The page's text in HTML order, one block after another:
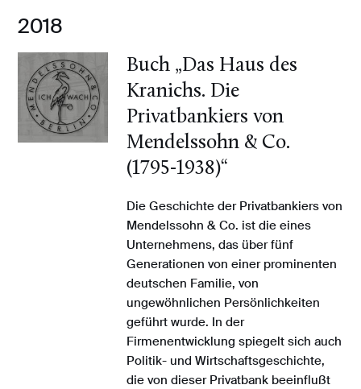
2018
Buch „Das Haus des
Kranichs. Die
Privatbankiers von
Mendelssohn & Co.
(1795-1938)“
Die Geschichte der Privatbankiers von
Mendelssohn & Co. ist die eines
Unternehmens, das über fünf
Generationen von einer prominenten
deutschen Familie, von
ungewöhnlichen Persönlichkeiten
geführt wurde. In der
Firmenentwicklung spiegelt sich auch
Politik- und Wirtschaftsgeschichte,
die von dieser Privatbank beeinflußt